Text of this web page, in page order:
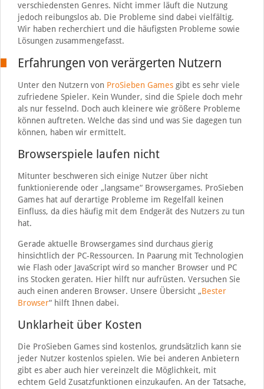
verschiedensten Genres. Nicht immer läuft die Nutzung
jedoch reibungslos ab. Die Probleme sind dabei vielfältig.
Wir haben recherchiert und die häufigsten Probleme sowie
Lösungen zusammengefasst.
Erfahrungen von verärgerten Nutzern
Unter den Nutzern von ProSieben Gamesgibt es sehr viele
zufriedene Spieler. Kein Wunder, sind die Spiele doch mehr
als nur fesselnd. Doch auch kleinere wie größere Probleme
können auftreten. Welche das sind und was Sie dagegen tun
können, haben wir ermittelt.
Browserspiele laufen nicht
Mitunter beschweren sich einige Nutzer über nicht
funktionierende oder „langsame“ Browsergames. ProSieben
Games hat auf derartige Probleme im Regelfall keinen
Einfluss, da dies häufig mit dem Endgerät des Nutzers zu tun
hat.
Gerade aktuelle Browsergames sind durchaus gierig
hinsichtlich der PC-Ressourcen. In Paarung mit Technologien
wie Flash oder JavaScript wird so mancher Browser und PC
ins Stocken geraten. Hier hilft nur aufrüsten. Versuchen Sie
auch einen anderen Browser. Unsere Übersicht „Bester
Browser“ hilft Ihnen dabei.
Unklarheit über Kosten
Die ProSieben Games sind kostenlos, grundsätzlich kann sie
jeder Nutzer kostenlos spielen. Wie bei anderen Anbietern
gibt es aber auch hier vereinzelt die Möglichkeit, mit
echtem Geld Zusatzfunktionen einzukaufen. An der Tatsache,